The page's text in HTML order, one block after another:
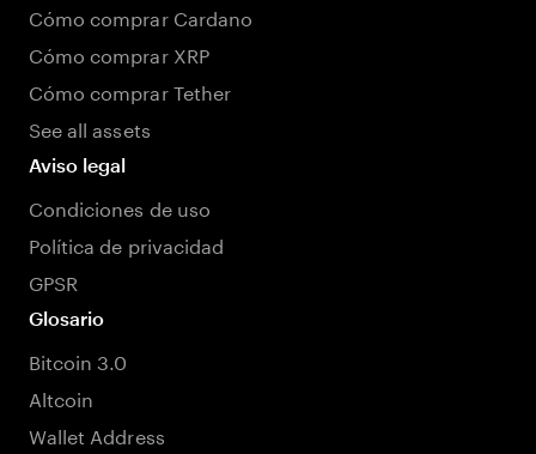
Cómo comprar Cardano
Cómo comprar XRP
Cómo comprar Tether
See all assets
Aviso legal
Condiciones de uso
Política de privacidad
GPSR
Glosario
Bitcoin 3.0
Altcoin
Wallet Address